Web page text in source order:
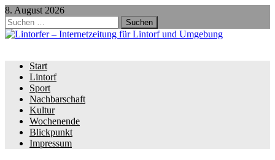
8. August 2026
Suchen
nach:
Start
Lintorf
Sport
Nachbarschaft
Kultur
Wochenende
Blickpunkt
Impressum